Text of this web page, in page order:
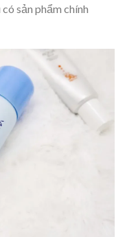
sản phẩm chính